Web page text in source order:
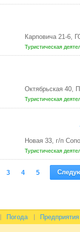
Карповича 21-6,
Туристическая
Октябрьская 40,
Туристическая
Новая 33, г/п
Туристическая
3 4 5
Погода Предприятия